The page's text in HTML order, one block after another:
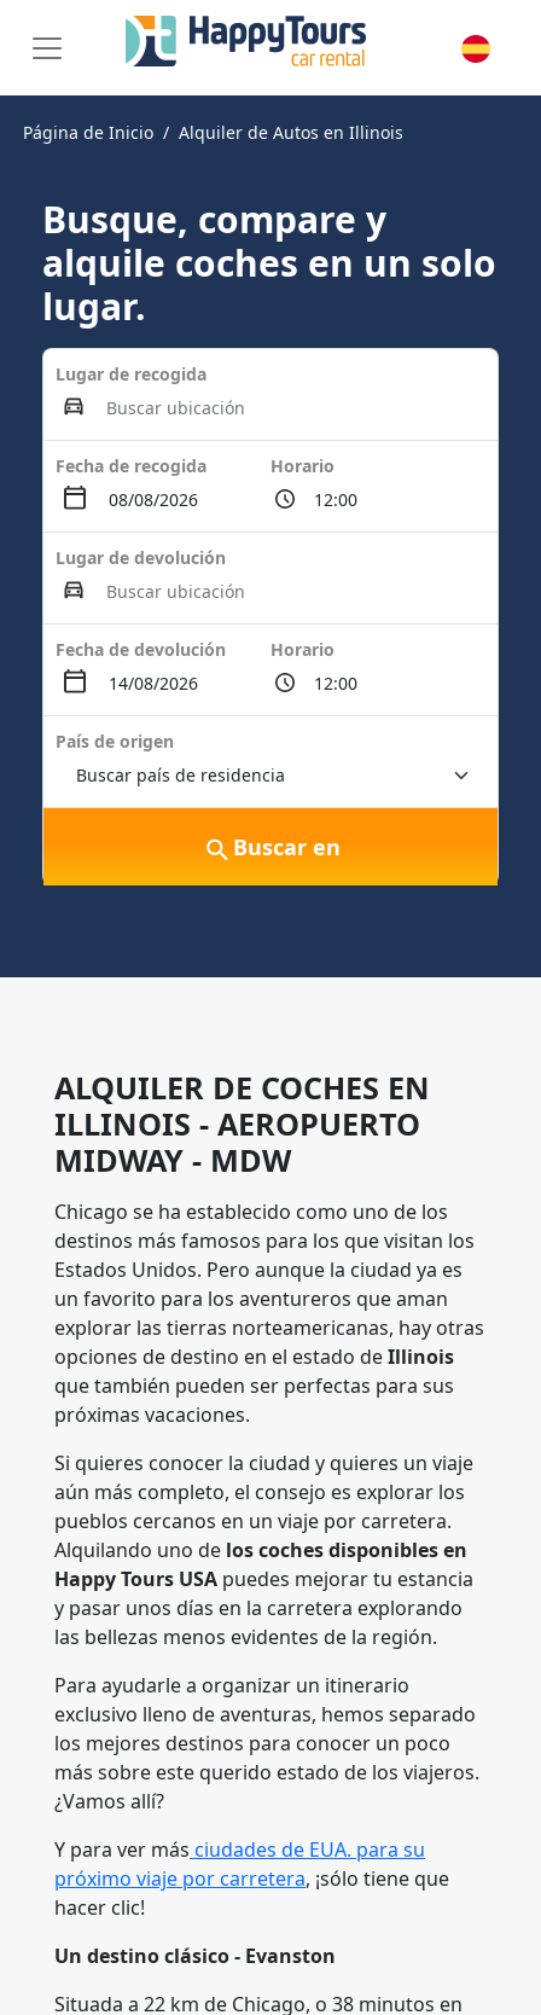
Página de Inicio Alquiler de Autos en Illinois
Busque, compare y
alquile coches en un solo
lugar.
Lugar de recogida
Fecha de recogida Horario
Lugar de devolución
Fecha de devolución Horario
País de origen
Buscar en
ALQUILER DE COCHES EN
ILLINOIS - AEROPUERTO
MIDWAY - MDW
Chicago se ha establecido como uno de los
destinos más famosos para los que visitan los
Estados Unidos. Pero aunque la ciudad ya es
un favorito para los aventureros que aman
explorar las tierras norteamericanas, hay otras
opciones de destino en el estado deIllinois
que también pueden ser perfectas para sus
próximas vacaciones.
Si quieres conocer la ciudad y quieres un viaje
aún más completo, el consejo es explorar los
pueblos cercanos en un viaje por carretera.
Alquilando uno de los coches disponibles en
Happy Tours USA puedes mejorar tu estancia
y pasar unos días en la carretera explorando
las bellezas menos evidentes de la región.
Para ayudarle a organizar un itinerario
exclusivo lleno de aventuras, hemos separado
los mejores destinos para conocer un poco
más sobre este querido estado de los viajeros.
¿Vamos allí?
Y para ver más ciudades de EUA. para su
próximo viaje por carretera, ¡sólo tiene que
hacer clic!
Un destino clásico - Evanston
Situada a 22 km de Chicago, o 38 minutos en